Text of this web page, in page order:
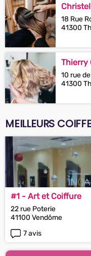
18 Rue
41300
Thierry
10 rue
41300
MEILLEURS
#1 - Art et Coiffure
22 rue Poterie
41100 Vendôme
7 avis